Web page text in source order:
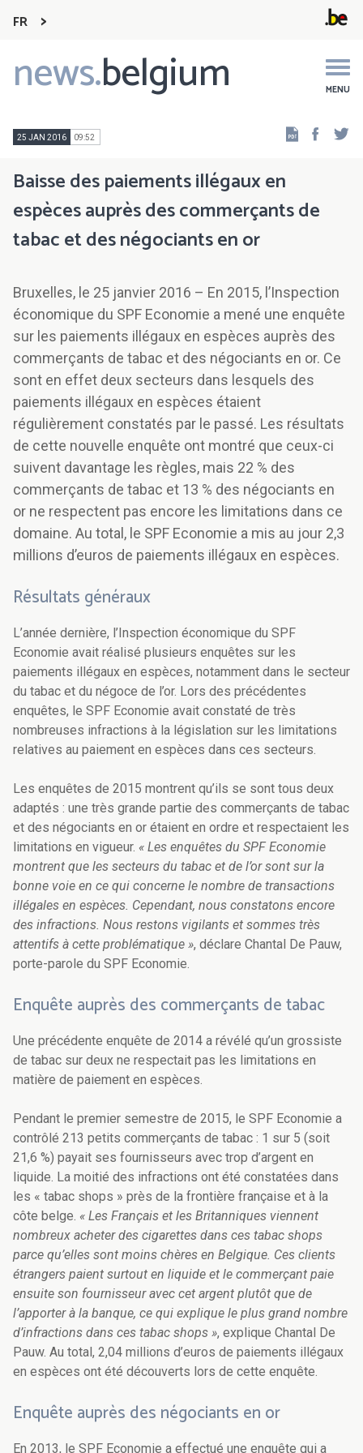
FR
news.belgium MENU
Main
navigation
25 JAN 2016 09:52
Baisse des paiements illégaux en
espèces auprès des commerçants de
tabac et des négociants en or
Bruxelles, le 25 janvier 2016 – En 2015, l’Inspection
économique du SPF Economie a mené une enquête
sur les paiements illégaux en espèces auprès des
commerçants de tabac et des négociants en or. Ce
sont en effet deux secteurs dans lesquels des
paiements illégaux en espèces étaient
régulièrement constatés par le passé. Les résultats
de cette nouvelle enquête ont montré que ceux-ci
suivent davantage les règles, mais 22 % des
commerçants de tabac et 13 % des négociants en
or ne respectent pas encore les limitations dans ce
domaine. Au total, le SPF Economie a mis au jour 2,3
millions d’euros de paiements illégaux en espèces.
Résultats généraux
L’année dernière, l’Inspection économique du SPF
Economie avait réalisé plusieurs enquêtes sur les
paiements illégaux en espèces, notamment dans le secteur
du tabac et du négoce de l’or. Lors des précédentes
enquêtes, le SPF Economie avait constaté de très
nombreuses infractions à la législation sur les limitations
relatives au paiement en espèces dans ces secteurs.
Les enquêtes de 2015 montrent qu’ils se sont tous deux
adaptés : une très grande partie des commerçants de tabac
et des négociants en or étaient en ordre et respectaient les
limitations en vigueur. « Les enquêtes du SPF Economie
montrent que les secteurs du tabac et de l’or sont sur la
bonne voie en ce qui concerne le nombre de transactions
illégales en espèces. Cependant, nous constatons encore
des infractions. Nous restons vigilants et sommes très
attentifs à cette problématique », déclare Chantal De Pauw,
porte-parole du SPF Economie.
Enquête auprès des commerçants de tabac
Une précédente enquête de 2014 a révélé qu’un grossiste
de tabac sur deux ne respectait pas les limitations en
matière de paiement en espèces.
Pendant le premier semestre de 2015, le SPF Economie a
contrôlé 213 petits commerçants de tabac : 1 sur 5 (soit
21,6 %) payait ses fournisseurs avec trop d’argent en
liquide. La moitié des infractions ont été constatées dans
les « tabac shops » près de la frontière française et à la
côte belge. « Les Français et les Britanniques viennent
nombreux acheter des cigarettes dans ces tabac shops
parce qu’elles sont moins chères en Belgique. Ces clients
étrangers paient surtout en liquide et le commerçant paie
ensuite son fournisseur avec cet argent plutôt que de
l’apporter à la banque, ce qui explique le plus grand nombre
d’infractions dans ces tabac shops », explique Chantal De
Pauw. Au total, 2,04 millions d’euros de paiements illégaux
en espèces ont été découverts lors de cette enquête.
Enquête auprès des négociants en or
En 2013, le SPF Economie a effectué une enquête qui a